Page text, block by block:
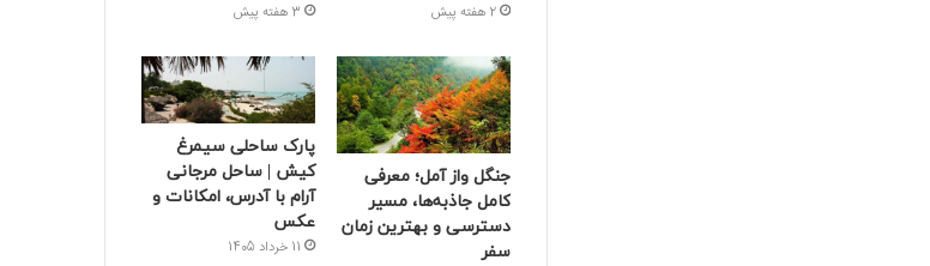
2 هفته پیش 3 هفته پیش
جنگل واز آمل؛ معرفی
کامل جاذبه‌ها، مسیر
دسترسی و بهترین زمان
سفر
پارک ساحلی سیمرغ
کیش | ساحل مرجانی
آرام با آدرس، امکانات و
عکس
11 خرداد 1405